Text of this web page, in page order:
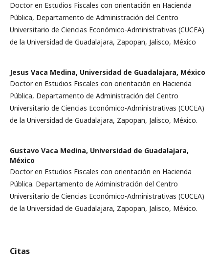
Doctor en Estudios Fiscales con orientación en Hacienda
Pública, Departamento de Administración del Centro
Universitario de Ciencias Económico-Administrativas (CUCEA)
de la Universidad de Guadalajara, Zapopan, Jalisco, México
Jesus Vaca Medina, Universidad de Guadalajara, México
Doctor en Estudios Fiscales con orientación en Hacienda
Pública, Departamento de Administración del Centro
Universitario de Ciencias Económico-Administrativas (CUCEA)
de la Universidad de Guadalajara, Zapopan, Jalisco, México.
Gustavo Vaca Medina, Universidad de Guadalajara,
México
Doctor en Estudios Fiscales con orientación en Hacienda
Pública. Departamento de Administración del Centro
Universitario de Ciencias Económico-Administrativas (CUCEA)
de la Universidad de Guadalajara, Zapopan, Jalisco, México.
Citas